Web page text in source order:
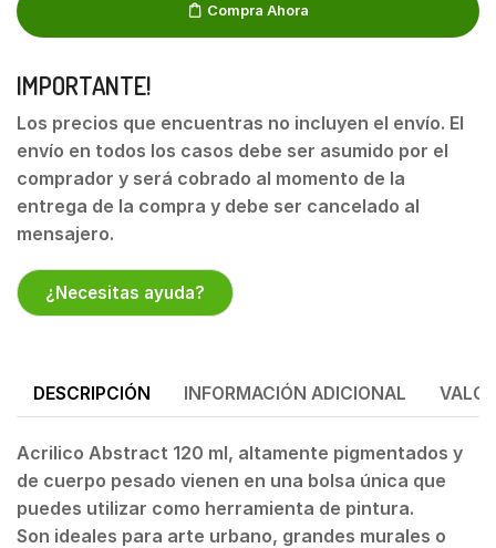
Compra Ahora
IMPORTANTE!
Los precios que encuentras no incluyen el envío. El
envío en todos los casos debe ser asumido por el
comprador y será cobrado al momento de la
entrega de la compra y debe ser cancelado al
mensajero.
¿Necesitas ayuda?
DESCRIPCIÓN INFORMACIÓN ADICIONAL
Acrilico Abstract 120 ml, altamente pigmentados y
de cuerpo pesado vienen en una bolsa única que
puedes utilizar como herramienta de pintura.
Son ideales para arte urbano, grandes murales o